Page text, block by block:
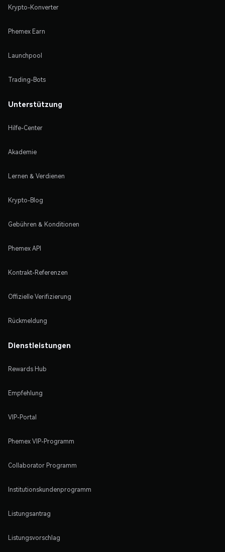
Krypto-Konverter
Phemex Earn
Launchpool
Trading-Bots
Unterstützung
Hilfe-Center
Akademie
Lernen & Verdienen
Krypto-Blog
Gebühren & Konditionen
Phemex API
Kontrakt-Referenzen
Offizielle Verifizierung
Rückmeldung
Dienstleistungen
Rewards Hub
Empfehlung
VIP-Portal
Phemex VIP-Programm
Collaborator Programm
Institutionskundenprogramm
Listungsantrag
Listungsvorschlag